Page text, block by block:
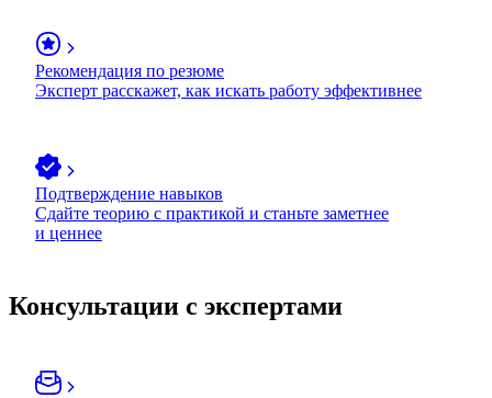
Рекомендация по резюме
Эксперт расскажет, как искать работу эффективнее
Подтверждение навыков
Сдайте теорию с практикой и станьте заметнее
и ценнее
Консультации с экспертами